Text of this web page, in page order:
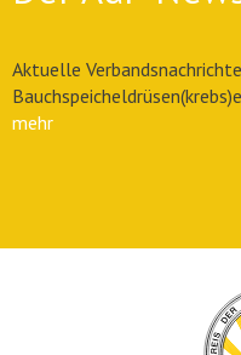
Aktuelle
mehr